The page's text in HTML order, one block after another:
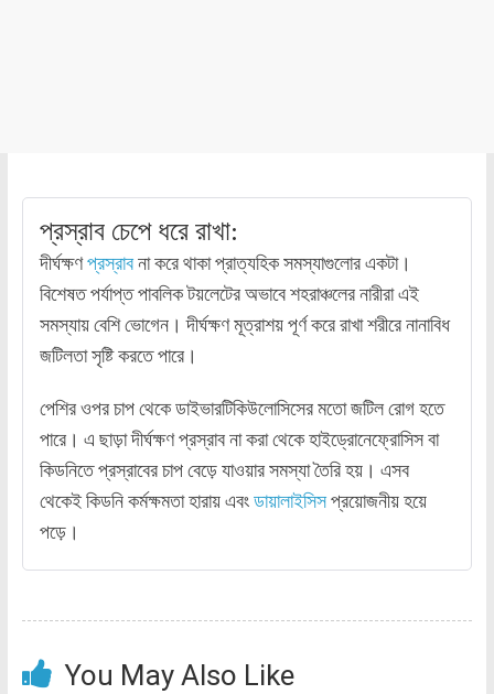
প্রস্রাব চেপে ধরে রাখা:
দীর্ঘক্ষণপ্রস্রাবনা করে থাকা প্রাত্যহিক সমস্যাগুলোর একটা।
বিশেষত পর্যাপ্ত পাবলিক টয়লেটের অভাবে শহরাঞ্চলের নারীরা এই
সমস্যায় বেশি ভোগেন। দীর্ঘক্ষণ মূত্রাশয় পূর্ণ করে রাখা শরীরে নানাবিধ
জটিলতা সৃষ্টি করতে পারে।
পেশির ওপর চাপ থেকে ডাইভারটিকিউলোসিসের মতো জটিল রোগ হতে
পারে। এ ছাড়া দীর্ঘক্ষণ প্রস্রাব না করা থেকে হাইড্রোনেফ্রোসিস বা
কিডনিতে প্রস্রাবের চাপ বেড়ে যাওয়ার সমস্যা তৈরি হয়। এসব
থেকেই কিডনি কর্মক্ষমতা হারায় এবংডায়ালাইসিসপ্রয়োজনীয় হয়ে
পড়ে।
You May Also Like